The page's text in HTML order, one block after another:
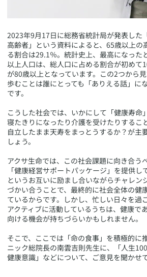
​2023年9月17日に総務省統計局が発表した
高齢者」という資料によると、65歳以上の
る割合は29.1％。統計史上、最高になった
以上人口は、総人口に占める割合が初めて
が80歳以上となっています。この2つから
歩むことは誰にとっても「ありえる話」に
です。
こうした社会では、いかにして「健康寿命
寝たきりになったり介護を受けたりするこ
自立したまま天寿をまっとうするか？が主
しょう。
アクサ生命では、この社会課題に向き合う
「健康経営サポートパッケージ」を提供
というお互いに励まし合いながらチャレン
づかい合うことで、最終的に社会全体の健
ているからです。しかし、忙しい日々を過
アクティブに活動しているうちは、健康で
向ける機会が持ちづらいかもしれません。
そこで、ここでは「命の食事」を積極的に
ニック総院長の南雲吉則先生に、「人生
健康意識」などについて、ご意見を聞かせ